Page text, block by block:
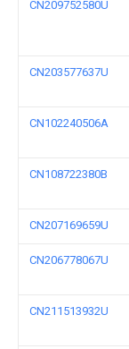
CN209752580U
CN203577637U
CN102240506A
CN108722380B
CN207169659U
CN206778067U
CN211513932U